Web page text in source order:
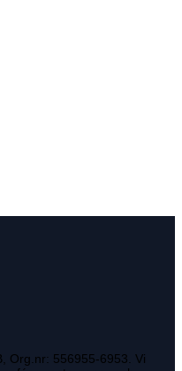
Org.nr: 556955-6953. Vi